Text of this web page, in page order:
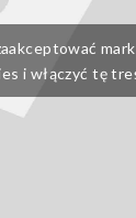
i włączyć tę